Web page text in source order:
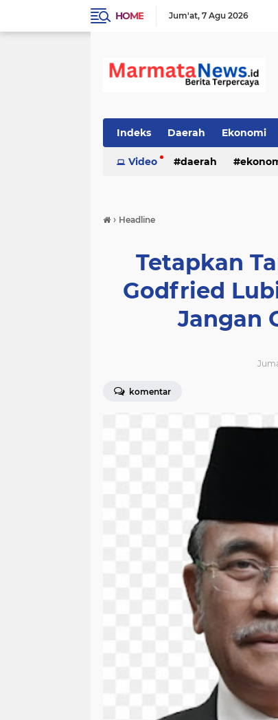
HOME Jum'at 7 Agu 2026
Indeks Daerah Ekonomi
Video daerah
› Headline
Tetapkan
Godfried
Jangan
komentar